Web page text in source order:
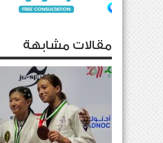
مقالات مشابهة